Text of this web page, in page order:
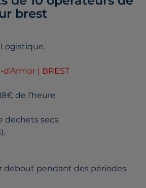
brest
d'Armor | BREST
de l’heure
dechets secs
debout pendant des périodes